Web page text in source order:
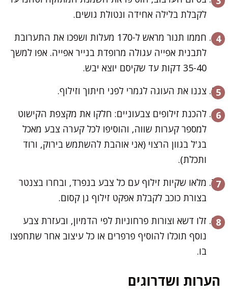
לקבלת בלילה אחידה ונטולת גושים.
חממו תנור מראש ל-170 מעלות ושפכו את התערובת
לתבנית אפייה עגולה מרופדת בנייר אפייה. אפו למשך
35-40 דקות עד שקיסם יוצא יבש.
צננו את העוגה לגמרי לפני חיתוך וזילוף.
להכנת זילופים צבעוניים: חלקו את מקצפת הקישוט
למספר קערות שווה, והוסיפו לכל קערה צבע מאכל
בג'ל בגוון הרצוי (אני אוהבת להשתמש בירוק, ורוד
ותכלת).
מלאו שקיות זילוף עם כל צבע בנפרד, ובחרו בצנטר
בצורת כוכב לקבלת אפקט זילוף גן קסום.
זלו דשא וצורות פרחוניות לפי הדמיון, ובעזרת צבע
נוסף תוכלו להוסיף פרפרים או כל עיצוב אחר שתחפצו
בו.
הערות ושדרוגים